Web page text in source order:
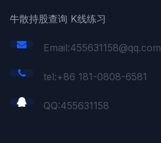
牛散持股查询 K线练习
Email:455631158@qq.com
tel:+86 181-0808-6581
QQ:455631158